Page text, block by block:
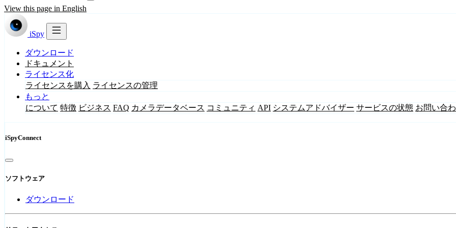
View this page in English
iSpy
ダウンロード
ドキュメント
ライセンス化
ライセンスを購入 ライセンスの管理
もっと
について 特徴 ビジネス FAQ カメラデータベース コミュニティ API システムアドバイザー サービスの状態 お問い合
iSpyConnect
ソフトウェア
ダウンロード